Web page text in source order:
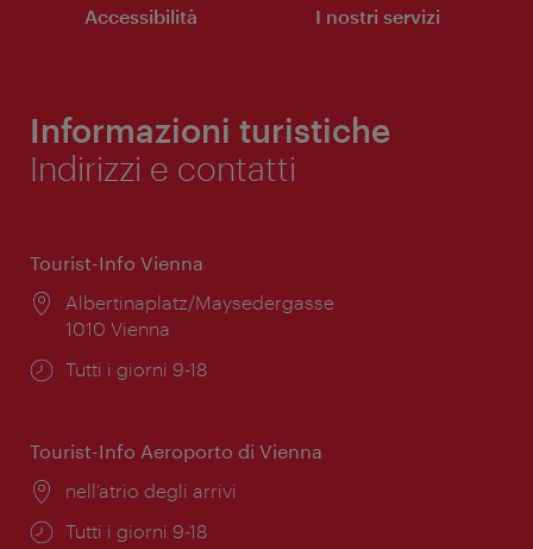
Accessibilità I nostri servizi
Informazioni turistiche
Indirizzi e contatti
Tourist-Info Vienna
Posizione:
Albertinaplatz/Maysedergasse
1010 Vienna
Orari
Tutti i giorni 9-18
Tourist-Info Aeroporto di Vienna
Posizione:
nell’atrio degli arrivi
Orari
Tutti i giorni 9-18